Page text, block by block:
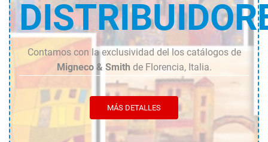
Contamos con la exclusividad del los catálogos de
Migneco & Smith de Florencia, Italia.
MÁS DETALLES